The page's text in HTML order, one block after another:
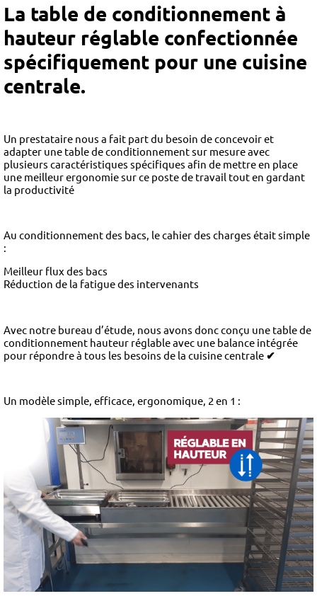
La table de conditionnement à
hauteur réglable confectionnée
spécifiquement pour une cuisine
centrale.
Un prestataire nous a fait part du besoin de concevoir et
adapter une table de conditionnement sur mesure avec
plusieurs caractéristiques spécifiques afin de mettre en place
une meilleur ergonomie sur ce poste de travail tout en gardant
la productivité
Au conditionnement des bacs, le cahier des charges était simple
:
Meilleur flux des bacs
Réduction de la fatigue des intervenants
Avec notre bureau d’étude, nous avons donc conçu une table de
conditionnement hauteur réglable avec une balance intégrée
pour répondre à tous les besoins de la cuisine centrale ✔
Un modèle simple, efficace, ergonomique, 2 en 1 :